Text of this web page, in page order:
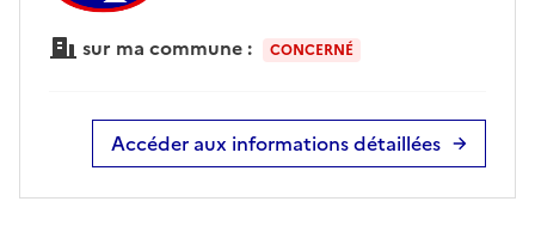
sur ma commune : CONCERNÉ
Accéder aux informations détaillées